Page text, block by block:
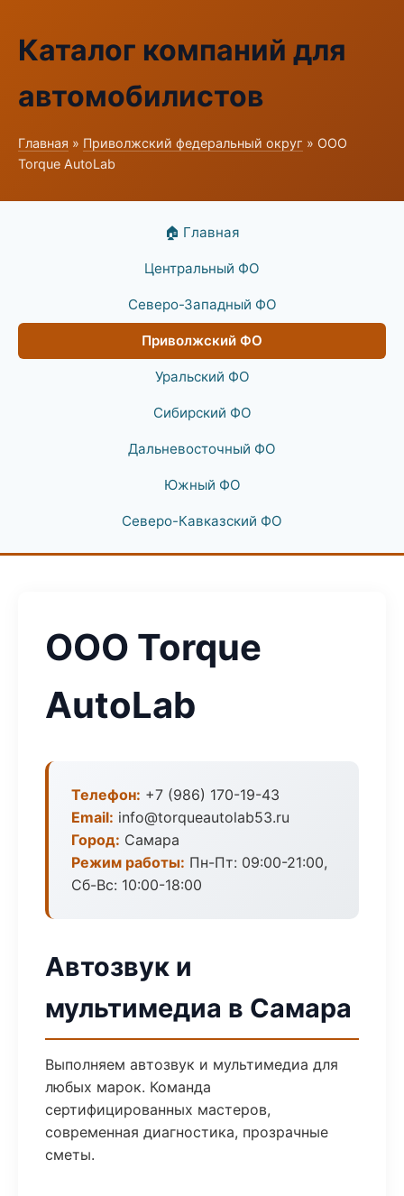
Каталог компаний для
автомобилистов
Главная » Приволжский федеральный округ » ООО
Torque AutoLab
🏠 Главная
Центральный ФО
Северо-Западный ФО
Приволжский ФО
Уральский ФО
Сибирский ФО
Дальневосточный ФО
Южный ФО
Северо-Кавказский ФО
ООО Torque
AutoLab
Телефон: +7 (986) 170-19-43
Email: info@torqueautolab53.ru
Город: Самара
Режим работы: Пн-Пт: 09:00-21:00,
Сб-Вс: 10:00-18:00
Автозвук и
мультимедиа в Самара
Выполняем автозвук и мультимедиа для
любых марок. Команда
сертифицированных мастеров,
современная диагностика, прозрачные
сметы.